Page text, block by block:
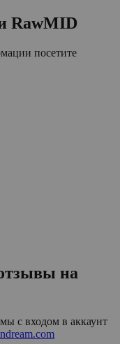
RawMID
посетите
на
с входом в аккаунт